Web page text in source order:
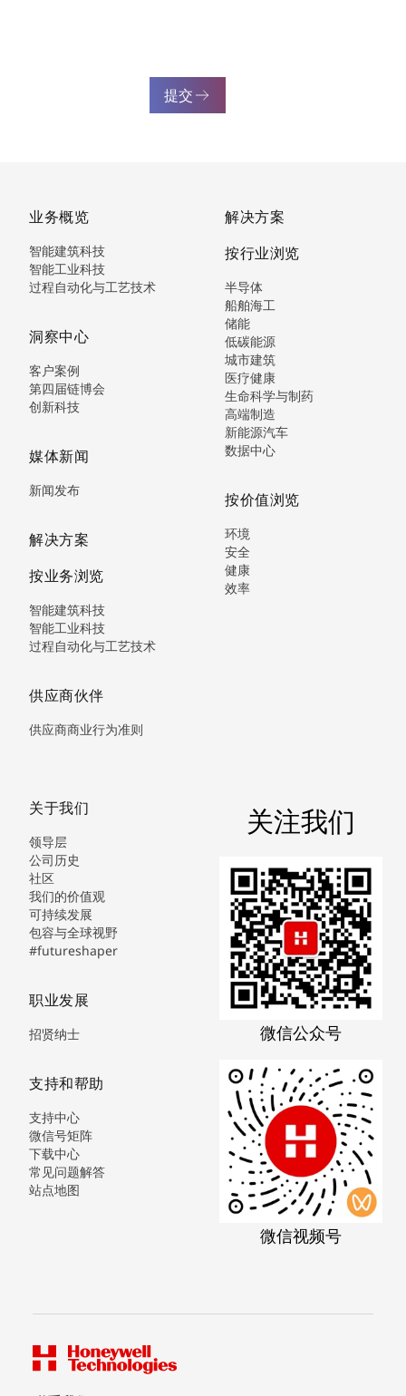
提交
业务概览
智能建筑科技
智能工业科技
过程自动化与工艺技术
洞察中心
客户案例
第四届链博会
创新科技
媒体新闻
新闻发布
解决方案
按业务浏览
智能建筑科技
智能工业科技
过程自动化与工艺技术
供应商伙伴
供应商商业行为准则
解决方案
按行业浏览
半导体
船舶海工
储能
低碳能源
城市建筑
医疗健康
生命科学与制药
高端制造
新能源汽车
数据中心
按价值浏览
环境
安全
健康
效率
关于我们
领导层
公司历史
社区
我们的价值观
可持续发展
包容与全球视野
#futureshaper
职业发展
招贤纳士
支持和帮助
支持中心
微信号矩阵
下载中心
常见问题解答
站点地图
关注我们
微信公众号
微信视频号